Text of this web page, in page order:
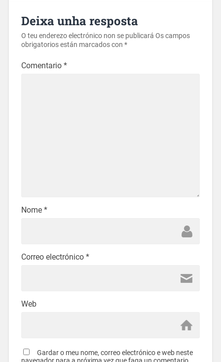
Deixa unha resposta
O teu enderezo electrónico non se publicará Os campos
obrigatorios están marcados con *
Comentario *
Nome *
Correo electrónico *
Web
Gardar o meu nome, correo electrónico e web neste
navegador para a próxima vez que faga un comentario.